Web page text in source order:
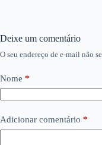
Deixe um comentário
O seu endereço de e-mail não
Nome *
Adicionar comentário *